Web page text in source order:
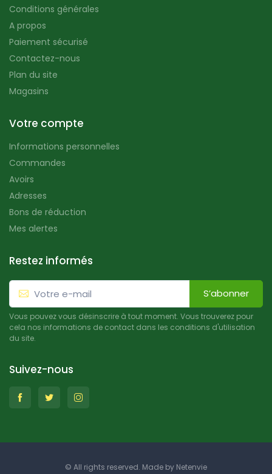
Conditions générales
A propos
Paiement sécurisé
Contactez-nous
Plan du site
Magasins
Votre compte
Informations personnelles
Commandes
Avoirs
Adresses
Bons de réduction
Mes alertes
Restez informés
S’abonner
Vous pouvez vous désinscrire à tout moment. Vous trouverez pour
cela nos informations de contact dans les conditions d'utilisation
du site.
Suivez-nous
© All rights reserved. Made by Netenvie